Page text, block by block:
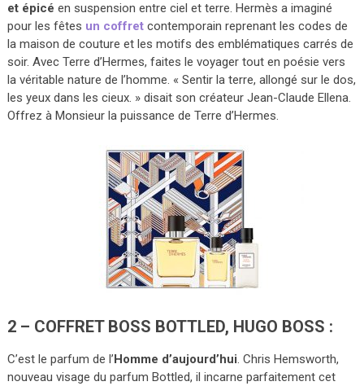
et épicé en suspension entre ciel et terre. Hermès a imaginé
pour les fêtes un coffretcontemporain reprenant les codes de
la maison de couture et les motifs des emblématiques carrés de
soir. Avec Terre d’Hermes, faites le voyager tout en poésie vers
la véritable nature de l’homme. « Sentir la terre, allongé sur le dos,
les yeux dans les cieux. » disait son créateur Jean-Claude Ellena.
Offrez à Monsieur la puissance de Terre d’Hermes.
2 – COFFRET BOSS BOTTLED, HUGO BOSS :
C’est le parfum de l’ Homme d’aujourd’hui. Chris Hemsworth,
nouveau visage du parfum Bottled, il incarne parfaitement cet